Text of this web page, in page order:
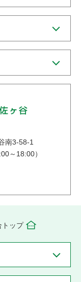
南3-58-1
～18:00）
トップ